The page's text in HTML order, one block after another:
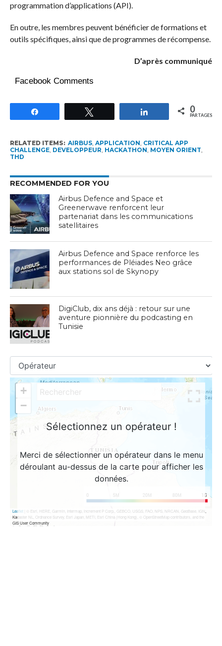
programmation d’applications (API).
En outre, les membres peuvent bénéficier de formations et
outils spécifiques, ainsi que de programmes de récompense.
D’après communiqué
Facebook Comments
Partagez 0
PARTAGES
RELATED ITEMS: AIRBUS, APPLICATION, CRITICAL APP
CHALLENGE, DEVELOPPEUR, HACKATHON, MOYEN ORIENT,
THD
RECOMMENDED FOR YOU
Airbus Defence and Space et
Greenerwave renforcent leur
partenariat dans les communications
satellitaires
Airbus Defence and Space renforce les
performances de Pléiades Neo grâce
aux stations sol de Skynopy
DigiClub, dix ans déjà : retour sur une
aventure pionnière du podcasting en
Tunisie